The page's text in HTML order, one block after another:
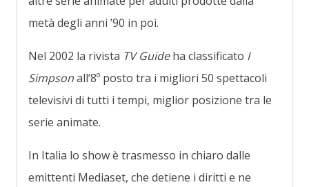
metà degli anni ’90 in poi.
Nel 2002 la rivista TV Guideha classificato I
Simpsonall’8º posto tra i migliori 50 spettacoli
televisivi di tutti i tempi, miglior posizione tra le
serie animate.
In Italia lo show è trasmesso in chiaro dalle
emittenti Mediaset, che detiene i diritti e ne